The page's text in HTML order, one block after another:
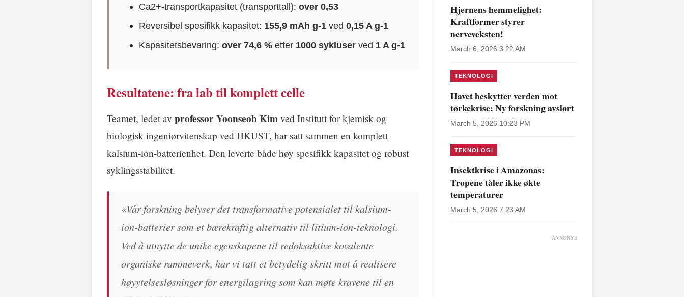
Ca2+-transportkapasitet (transporttall):over 0,53
Reversibel spesifikk kapasitet: 155,9 mAh g-1 ved0,15 A g-1
Kapasitetsbevaring:over 74,6 % etter 1000 sykluser ved 1 A g-1
Resultatene: fra lab til komplett celle
Teamet, ledet av professor Yoonseob Kim ved Institutt for kjemisk og
biologisk ingeniørvitenskap ved HKUST, har satt sammen en komplett
kalsium‑ion‑batterienhet. Den leverte både høy spesifikk kapasitet og robust
syklingsstabilitet.
«Vår forskning belyser det transformative potensialet til kalsium-
ion-batterier som et bærekraftig alternativ til litium-ion-teknologi.
Ved å utnytte de unike egenskapene til redoksaktive kovalente
organiske rammeverk, har vi tatt et betydelig skritt mot å realisere
høyytelsesløsninger for energilagring som kan møte kravene til en
Hjernens hemmelighet:
Kraftformer styrer
nerveveksten!
March 6, 2026 3:22 AM
TEKNOLOGI
Havet beskytter verden mot
tørkekrise: Ny forskning avslørt
March 5, 2026 10:23 PM
TEKNOLOGI
Insektkrise i Amazonas:
Tropene tåler ikke økte
temperaturer
March 5, 2026 7:23 AM
ANNONSE